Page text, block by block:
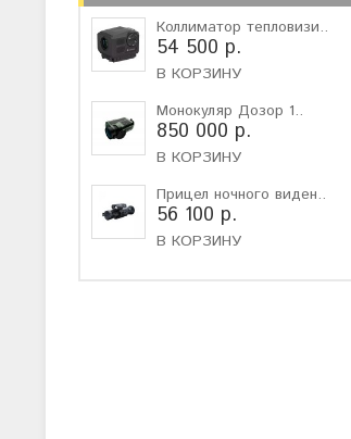
Коллиматор тепловизи..
54 500 р.
В КОРЗИНУ
Монокуляр Дозор 1..
850 000 р.
В КОРЗИНУ
Прицел ночного виден..
56 100 р.
В КОРЗИНУ